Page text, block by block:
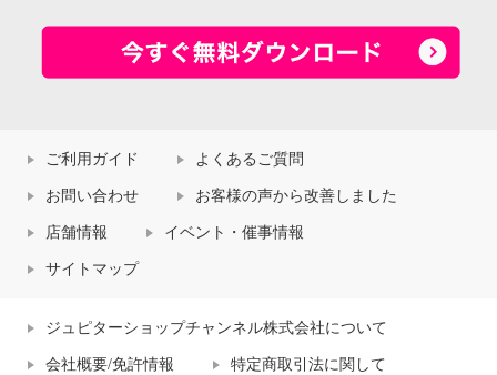
ご利用ガイド よくあるご質問
お問い合わせ お客様の声から改善しました
店舗情報 イベント・催事情報
サイトマップ
ジュピターショップチャンネル株式会社について
会社概要/免許情報 特定商取引法に関して